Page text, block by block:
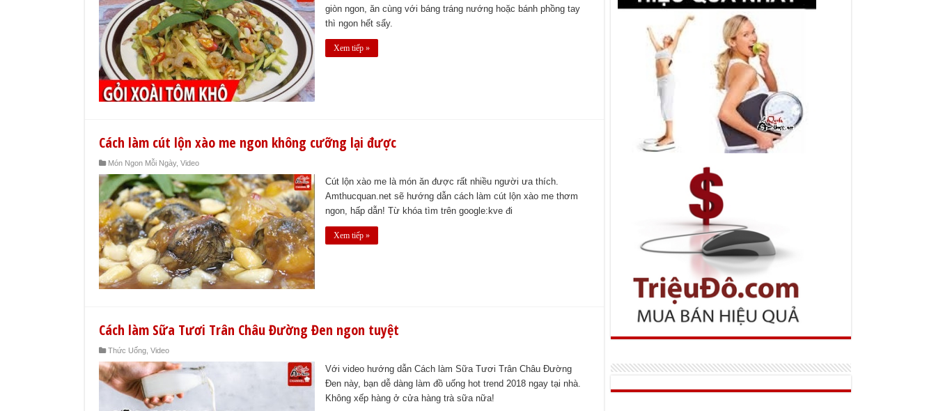
giòn ngon, ăn cùng với báng tráng nướng hoặc bánh phồng tay
thì ngon hết sẩy.
Xem tiếp »
Cách làm cút lộn xào me ngon không cưỡng lại được
Món Ngon Mỗi Ngày, Video
Cút lộn xào me là món ăn được rất nhiều người ưa thích.
Amthucquan.net sẽ hướng dẫn cách làm cút lộn xào me thơm
ngon, hấp dẫn! Từ khóa tìm trên google:kve đi
Xem tiếp »
Cách làm Sữa Tươi Trân Châu Đường Đen ngon tuyệt
Thức Uống Video
Với video hướng dẫn Cách làm Sữa Tươi Trân Châu Đường
Đen này, bạn dễ dàng làm đồ uống hot trend 2018 ngay tại nhà.
Không xếp hàng ở cửa hàng trà sữa nữa!